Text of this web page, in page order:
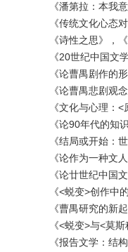
《潘第拉：本我
《传统文化心态
《诗性之思》，
《20世纪中国文
《论曹禺剧作的
《论曹禺悲剧观
《文化与心理：
《论90年代的知
《结局或开始：
《论作为一种文
《论廿世纪中国
《<蜕变>创作中
《曹禺研究的新
《<蜕变>与<莫
《报告文学：结